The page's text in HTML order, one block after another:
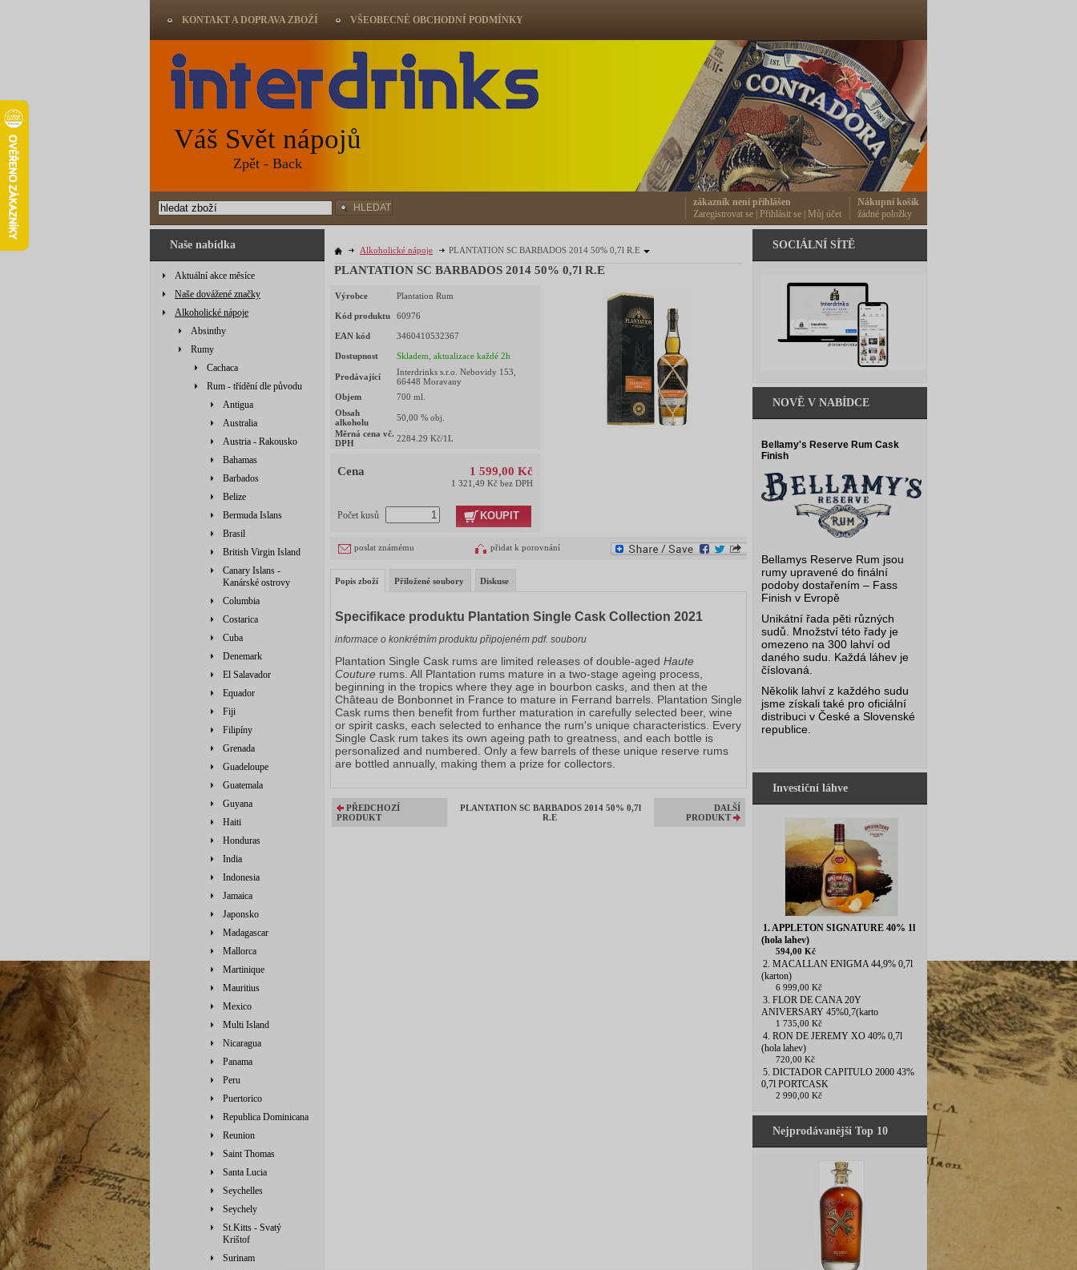
Naše nabídka
Aktuální akce měsíce
Naše dovážené značky
Alkoholické nápoje
Absinthy
Rumy
Cachaca
Rum - třídění dle původu
Antigua
Australia
Austria - Rakousko
Bahamas
Barbados
Belize
Bermuda Islans
Brasil
British Virgin Island
Canary Islans -
Kanárské ostrovy
Columbia
Costarica
Cuba
Denemark
El Salavador
Equador
Fiji
Filipíny
Grenada
Guadeloupe
Guatemala
Guyana
Haiti
Honduras
India
Indonesia
Jamaica
Japonsko
Madagascar
Mallorca
Martinique
Mauritius
Mexico
Multi Island
Nicaragua
Panama
Peru
Puertorico
Republica Dominicana
Reunion
Saint Thomas
Santa Lucia
Seychelles
Seychely
St.Kitts - Svatý
Krištof
Surinam
Alkoholické nápoje PLANTATION SC BARBADOS 2014 50% 0,7l R.E
PLANTATION SC BARBADOS 2014 50% 0,7l R.E
Výrobce Plantation Rum
Kód produktu 60976
EAN kód 3460410532367
Dostupnost Skladem, aktualizace každé 2h
Prodávající
Interdrinks s.r.o. Nebovidy 153,
66448 Moravany
Objem
700 ml.
Obsah
alkoholu
50,00 % obj.
Měrná cena vč.
DPH
2284.29 Kč/1L
Cena 1 599,00 Kč
1 321,49 Kč bez DPH
Počet kusů KOUPIT
poslat známému přidat k porovnání
Popis zboží Přiložené soubory Diskuse
Specifikace produktu Plantation Single Cask Collection 2021
informace o konkrétním produktu připojeném pdf. souboru
Plantation Single Cask rums are limited releases of double-aged Haute
Couture rums. All Plantation rums mature in a two-stage ageing process,
beginning in the tropics where they age in bourbon casks, and then at the
Château de Bonbonnet in France to mature in Ferrand barrels. Plantation Single
Cask rums then benefit from further maturation in carefully selected beer, wine
or spirit casks, each selected to enhance the rum's unique characteristics. Every
Single Cask rum takes its own ageing path to greatness, and each bottle is
personalized and numbered. Only a few barrels of these unique reserve rums
are bottled annually, making them a prize for collectors.
PŘEDCHOZÍ
PRODUKT
PLANTATION SC BARBADOS 2014 50% 0,7l
R.E
DALŠÍ
PRODUKT
SOCIÁLNÍ SÍTĚ
NOVĚ V NABÍDCE
Bellamy's Reserve Rum Cask
Finish
Bellamys Reserve Rum jsou
rumy upravené do finální
podoby dostařením – Fass
Finish v Evropě
Unikátní řada pěti různých
sudů. Množství této řady je
omezeno na 300 lahví od
daného sudu. Každá láhev je
číslovaná.
Několik lahví z každého sudu
jsme získali také pro oficiální
distribuci v České a Slovenské
republice.
Investiční láhve
1. APPLETON SIGNATURE 40% 1l
(hola lahev)
594,00 Kč
2. MACALLAN ENIGMA 44,9% 0,7l
(karton)
6 999,00 Kč
3. FLOR DE CANA 20Y
ANIVERSARY 45%0,7(karto
1 735,00 Kč
4. RON DE JEREMY XO 40% 0,7l
(hola lahev)
720,00 Kč
5. DICTADOR CAPITULO 2000 43%
0,7l PORTCASK
2 990,00 Kč
Nejprodávanější Top 10
KONTAKT A DOPRAVA ZBOŽÍ VŠEOBECNÉ OBCHODNÍ PODMÍNKY
Váš Svět nápojů
Zpět - Back
HLEDAT
Nákupní košík
žádné položky
zákazník není přihlášen
Zaregistrovat se
Přihlásit se Můj účet